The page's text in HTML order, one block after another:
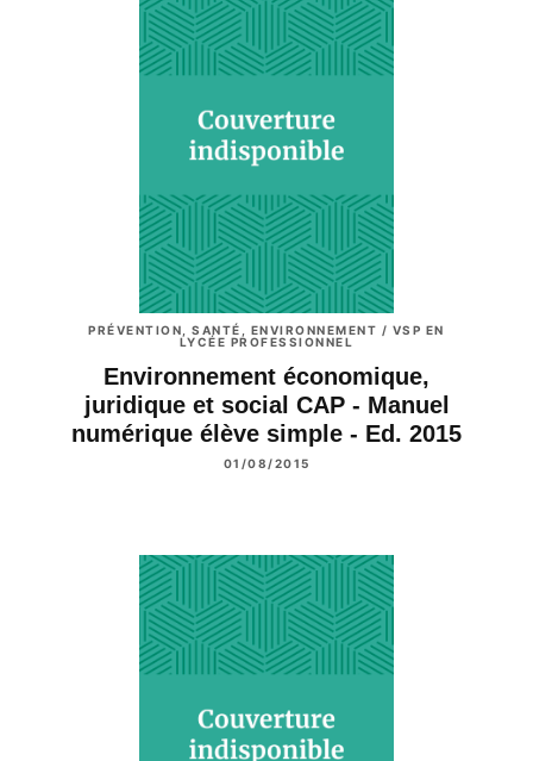
PRÉVENTION, SANTÉ, ENVIRONNEMENT / VSP EN
LYCÉE PROFESSIONNEL
Environnement économique,
juridique et social CAP - Manuel
numérique élève simple - Ed. 2015
01/08/2015